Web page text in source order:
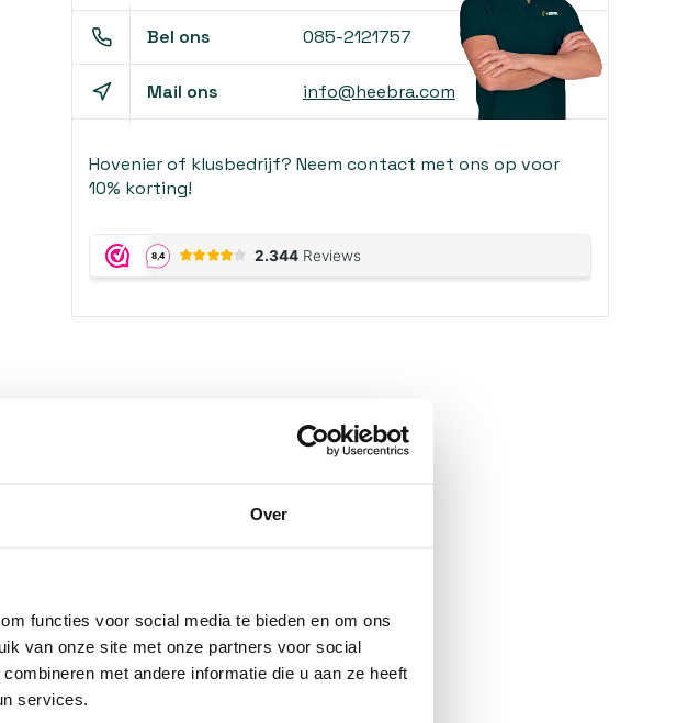
Over
functies voor social media te bieden en om ons
van onze site met onze partners voor social
met andere informatie die u aan ze heeft
services.
Bel ons 085-2121757
Mail ons info@heebra.com
Hovenier of klusbedrijf? Neem contact met ons op voor
10% korting!